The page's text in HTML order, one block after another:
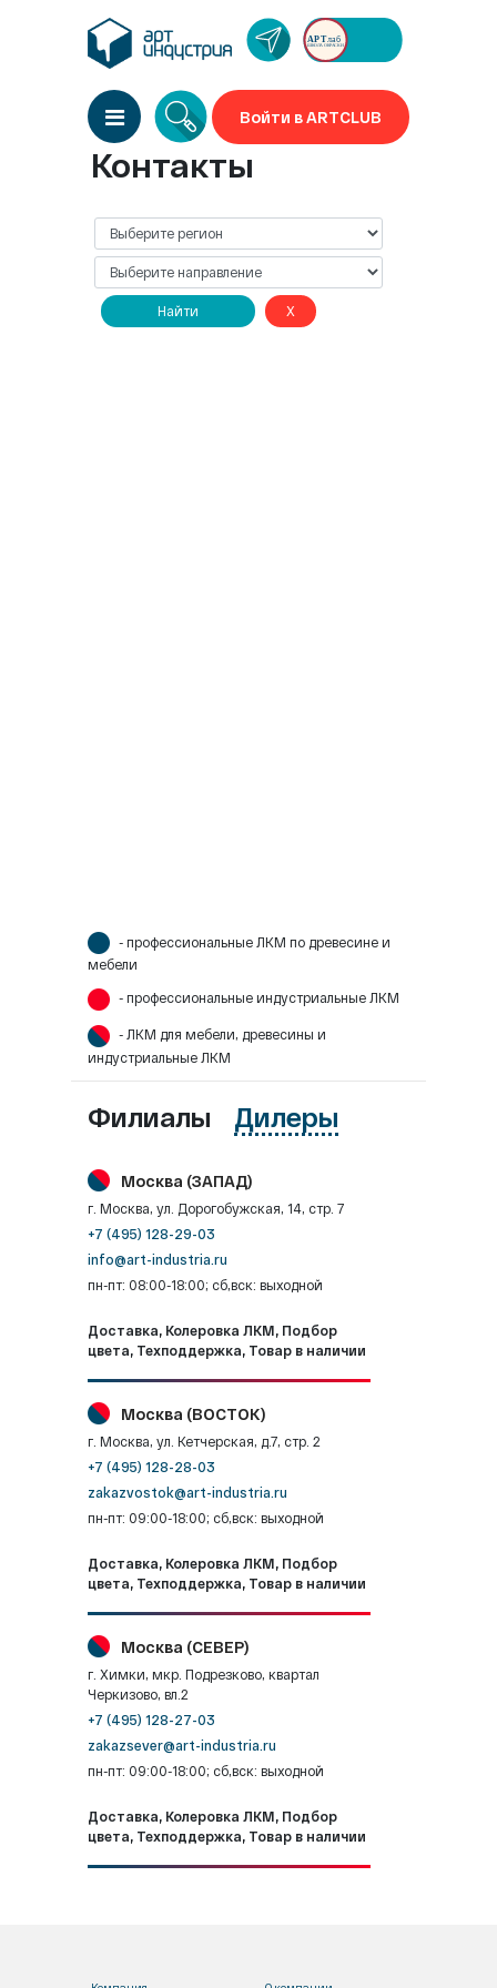
Войти в ARTCLUB
Контакты
Найти X
- профессиональные ЛКМ по древесине и
мебели
- профессиональные индустриальные ЛКМ
- ЛКМ для мебели, древесины и
индустриальные ЛКМ
Филиалы Дилеры
Москва (ЗАПАД)
г. Москва, ул. Дорогобужская, 14, стр. 7
+7 (495) 128-29-03
info@art-industria.ru
пн-пт: 08:00-18:00; сб,вск: выходной
Доставка, Колеровка ЛКМ, Подбор
цвета, Техподдержка, Товар в наличии
Москва (ВОСТОК)
г. Москва, ул. Кетчерская, д.7, стр. 2
+7 (495) 128-28-03
zakazvostok@art-industria.ru
пн-пт: 09:00-18:00; сб,вск: выходной
Доставка, Колеровка ЛКМ, Подбор
цвета, Техподдержка, Товар в наличии
Москва (СЕВЕР)
г. Химки, мкр. Подрезково, квартал
Черкизово, вл.2
+7 (495) 128-27-03
zakazsever@art-industria.ru
пн-пт: 09:00-18:00; сб,вск: выходной
Доставка, Колеровка ЛКМ, Подбор
цвета, Техподдержка, Товар в наличии